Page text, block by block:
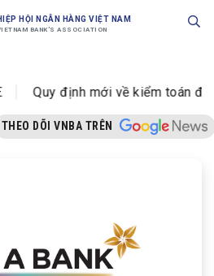
HỘI NGÂN HÀNG VIỆT NAM
BANK'S ASSOCIATION
Quy định mới về kiểm toán
THEO DÕI VNBA TRÊN